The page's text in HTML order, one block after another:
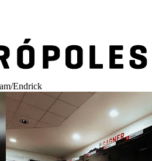
Endrick